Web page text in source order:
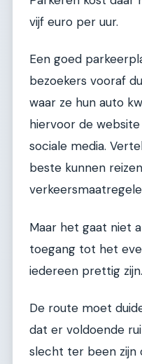
vijf euro per uur.
Een goed
bezoekers vooraf
waar ze hun auto
hiervoor de
sociale media.
beste kunnen
Maar het gaat niet
toegang tot het
iedereen prettig zijn.
De route moet
dat er voldoende
slecht ter been zijn